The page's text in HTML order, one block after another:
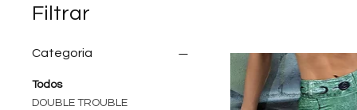
Filtrar
Categoria
Todos
DOUBLE TROUBLE